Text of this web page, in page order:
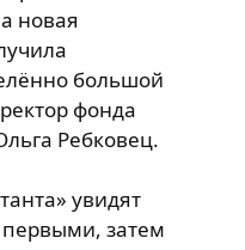
новая
большой
фонда
Ребковец.
увидят
затем